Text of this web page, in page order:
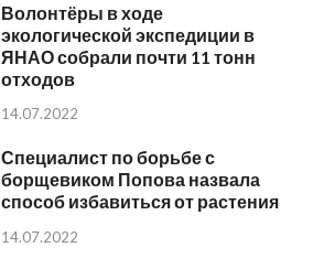
Волонтёры в ходе
экологической экспедиции в
ЯНАО собрали почти 11 тонн
отходов
14.07.2022
Специалист по борьбе с
борщевиком Попова назвала
способ избавиться от растения
14.07.2022